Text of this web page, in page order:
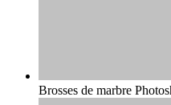
Brosses de marbre